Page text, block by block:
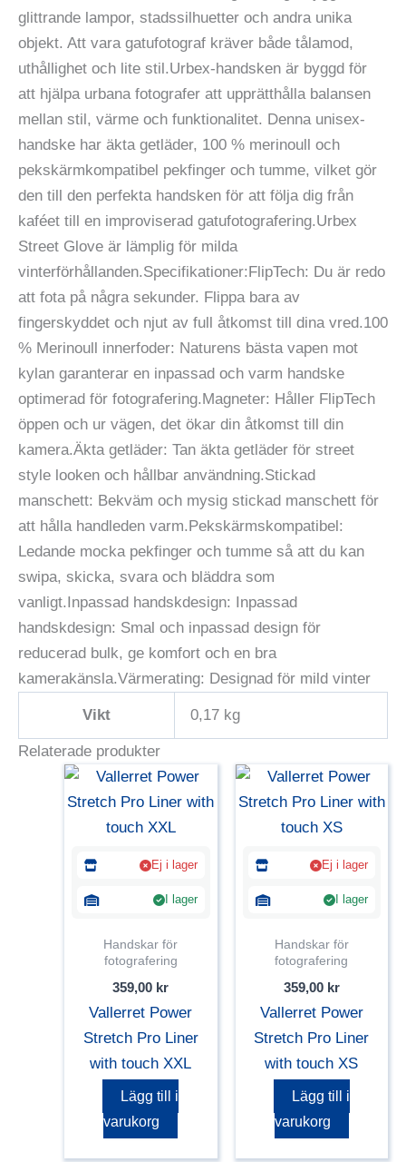
glittrande lampor, stadssilhuetter och andra unika
objekt. Att vara gatufotograf kräver både tålamod,
uthållighet och lite stil.Urbex-handsken är byggd för
att hjälpa urbana fotografer att upprätthålla balansen
mellan stil, värme och funktionalitet. Denna unisex-
handske har äkta getläder, 100 % merinoull och
pekskärmkompatibel pekfinger och tumme, vilket gör
den till den perfekta handsken för att följa dig från
kaféet till en improviserad gatufotografering.Urbex
Street Glove är lämplig för milda
vinterförhållanden.Specifikationer:FlipTech: Du är redo
att fota på några sekunder. Flippa bara av
fingerskyddet och njut av full åtkomst till dina vred.100
% Merinoull innerfoder: Naturens bästa vapen mot
kylan garanterar en inpassad och varm handske
optimerad för fotografering.Magneter: Håller FlipTech
öppen och ur vägen, det ökar din åtkomst till din
kamera.Äkta getläder: Tan äkta getläder för street
style looken och hållbar användning.Stickad
manschett: Bekväm och mysig stickad manschett för
att hålla handleden varm.Pekskärmskompatibel:
Ledande mocka pekfinger och tumme så att du kan
swipa, skicka, svara och bläddra som
vanligt.Inpassad handskdesign: Inpassad
handskdesign: Smal och inpassad design för
reducerad bulk, ge komfort och en bra
kamerakänsla.Värmerating: Designad för mild vinter
Vikt 0,17 kg
Relaterade produkter
Ej i lager
I lager
Handskar för
fotografering
359,00 kr
Vallerret Power
Stretch Pro Liner
with touch XXL
Lägg till i
varukorg
Ej i lager
I lager
Handskar för
fotografering
359,00 kr
Vallerret Power
Stretch Pro Liner
with touch XS
Lägg till i
varukorg